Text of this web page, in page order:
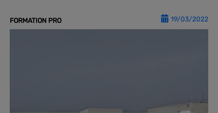
FORMATION PRO 19/03/2022